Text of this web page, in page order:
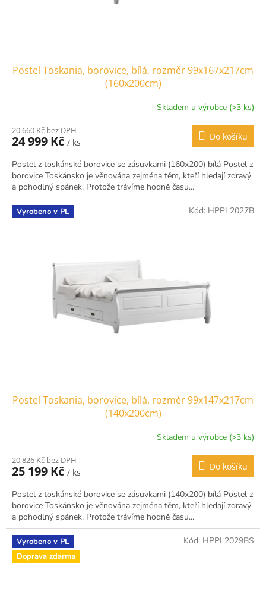
Postel Toskania, borovice, bílá, rozměr 99x167x217cm
(160x200cm)
Skladem u výrobce (>3 ks)
20 660 Kč bez DPH
24 999 Kč / ks
Do košíku
Postel z toskánské borovice se zásuvkami (160x200) bílá Postel z
borovice Toskánsko je věnována zejména těm, kteří hledají zdravý
a pohodlný spánek. Protože trávíme hodně času...
Vyrobeno v PL
Postel Toskania, borovice, bílá, rozměr 99x147x217cm
(140x200cm)
Skladem u výrobce (>3 ks)
20 826 Kč bez DPH
25 199 Kč / ks
Do košíku
Postel z toskánské borovice se zásuvkami (140x200) bílá Postel z
borovice Toskánsko je věnována zejména těm, kteří hledají zdravý
a pohodlný spánek. Protože trávíme hodně času...
Kód: HPPL2027B
Vyrobeno v PL
Doprava zdarma
Kód: HPPL2029BS